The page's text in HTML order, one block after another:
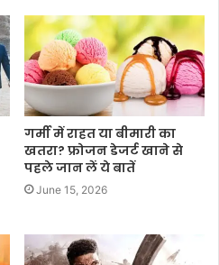
गर्मी में राहत या बीमारी का
खतरा? फ्रोजन डेजर्ट खाने से
पहले जान लें ये बातें
June 15, 2026